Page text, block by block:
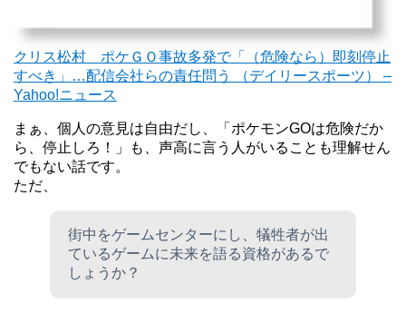
クリス松村 ポケＧＯ事故多発で「（危険なら）即刻停止
すべき」…配信会社らの責任問う （デイリースポーツ） –
Yahoo!ニュース
まぁ、個人の意見は自由だし、「ポケモンGOは危険だか
ら、停止しろ！」も、声高に言う人がいることも理解せん
でもない話です。
ただ、
街中をゲームセンターにし、犠牲者が出
ているゲームに未来を語る資格があるで
しょうか？